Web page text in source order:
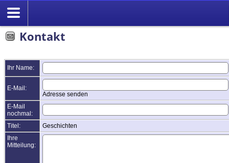
Kontakt
Ihr Name:
E-Mail:
Adresse senden
E-Mail
nochmal:
Titel:
Geschichten
Ihre
Mitteilung: